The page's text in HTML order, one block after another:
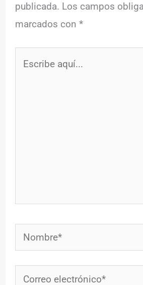
publicada. Los campos
marcados con*
Nombre*
Correo